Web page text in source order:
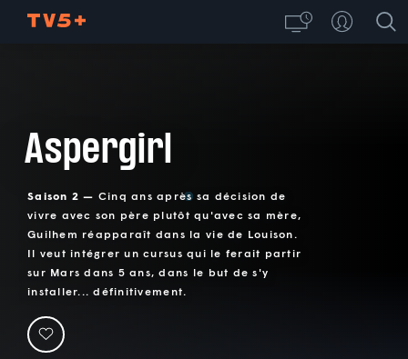
Aspergirl
Saison 2 — Cinq ans après sa décision de
vivre avec son père plutôt qu'avec sa mère,
Guilhem réapparaît dans la vie de Louison.
Il veut intégrer un cursus qui le ferait partir
sur Mars dans 5 ans, dans le but de s'y
installer... définitivement.